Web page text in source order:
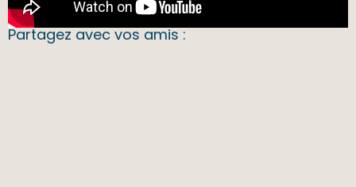
Partagez avec vos amis :